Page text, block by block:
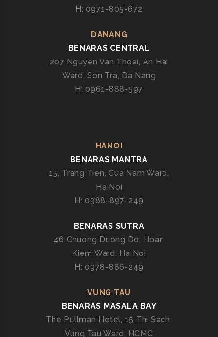
N
T
N
G
R
A
S
N
H: 0971-805-672
DANANG
BENARAS CENTRAL
207 Nguyen Van Thoai, An Hai
Ward, Son Tra, Da Nang
H: 0961-888-597
HANOI
BENARAS MANTRA
15, Trang Tien, Cua Nam Ward,
Ha Noi
H: 0988-897-249
BENARAS SUTRA
46 Chuong Duong Do, Hoan
Kiem Ward, Ha Noi
H: 0978-886-249
VUNG TAU
BENARAS MASALA BAY
The Pullman Hotel, 15 Thi Sach,
Vung Tau Ward, HCMC